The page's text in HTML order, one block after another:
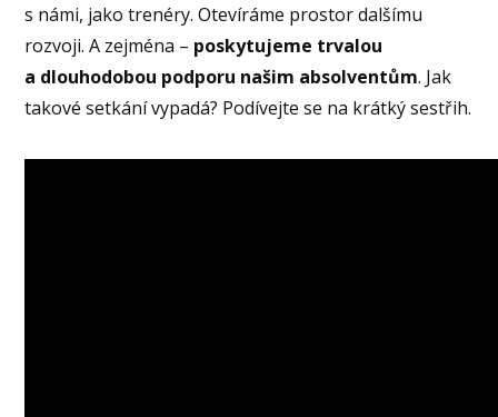
s námi, jako trenéry. Otevíráme prostor dalšímu
rozvoji. A zejména – poskytujeme trvalou
a dlouhodobou podporu našim absolventům. Jak
takové setkání vypadá? Podívejte se na krátký sestřih.